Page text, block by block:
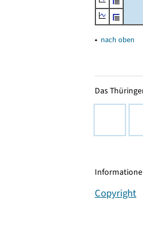
▴ nach oben
Das
Copyright